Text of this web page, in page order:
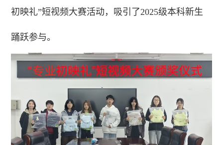
初映礼”短视频大赛活动，吸引了2025级本科新生
踊跃参与。